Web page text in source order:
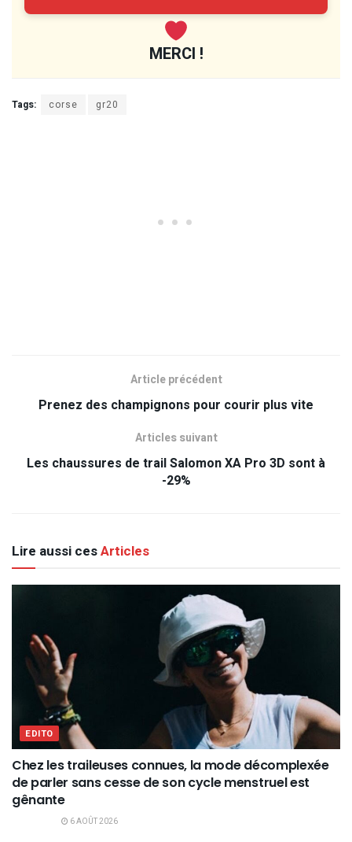
MERCI !
Tags: corse gr20
Article précédent
Prenez des champignons pour courir plus vite
Articles suivant
Les chaussures de trail Salomon XA Pro 3D sont à
-29%
Lire aussi cesArticles
EDITO
Chez les traileuses connues, la mode décomplexée
de parler sans cesse de son cycle menstruel est
gênante
6 AOÛT 2026